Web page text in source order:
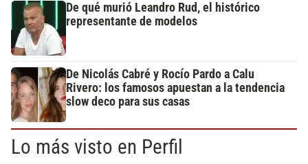
De qué murió Leandro Rud, el histórico
representante de modelos
De Nicolás Cabré y Rocío Pardo a Calu
Rivero: los famosos apuestan a la tendencia
slow deco para sus casas
Lo más visto en Perfil